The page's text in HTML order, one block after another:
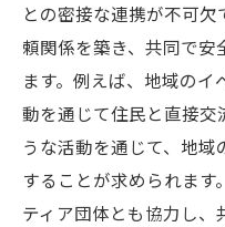
との密接な連携が不可
頼関係を築き、共同で安
ます。例えば、地域の
動を通じて住民と直接交
うな活動を通じて、地
することが求められま
ティア団体とも協力し、